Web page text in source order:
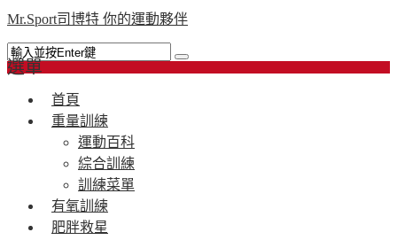
Mr.Sport司博特 你的運動夥伴
選單
首頁
重量訓練
運動百科
綜合訓練
訓練菜單
有氧訓練
肥胖救星